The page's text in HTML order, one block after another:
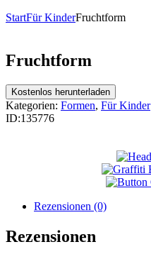
StartFür KinderFruchtform
Fruchtform
Kostenlos herunterladen
Kategorien: Formen, Für Kinder
ID:135776
Rezensionen (0)
Rezensionen